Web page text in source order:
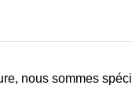
nous sommes